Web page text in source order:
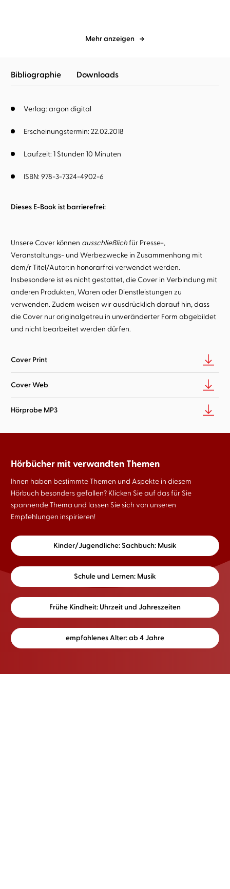
Mehr anzeigen
Bibliographie Downloads
Verlag: argon digital
Erscheinungstermin: 22.02.2018
Laufzeit: 1 Stunden 10 Minuten
ISBN: 978-3-7324-4902-6
Dieses E-Book ist barrierefrei:
Unsere Cover können ausschließlichfür Presse-,
Veranstaltungs- und Werbezwecke in Zusammenhang mit
dem/r Titel/Autor:in honorarfrei verwendet werden.
Insbesondere ist es nicht gestattet, die Cover in Verbindung mit
anderen Produkten, Waren oder Dienstleistungen zu
verwenden. Zudem weisen wir ausdrücklich darauf hin, dass
die Cover nur originalgetreu in unveränderter Form abgebildet
und nicht bearbeitet werden dürfen.
Cover Print
Cover Web
Hörprobe MP3
Hörbücher mit verwandten Themen
Ihnen haben bestimmte Themen und Aspekte in diesem
Hörbuch besonders gefallen? Klicken Sie auf das für Sie
spannende Thema und lassen Sie sich von unseren
Empfehlungen inspirieren!
Kinder/Jugendliche: Sachbuch: Musik
Schule und Lernen: Musik
Frühe Kindheit: Uhrzeit und Jahreszeiten
empfohlenes Alter: ab 4 Jahre